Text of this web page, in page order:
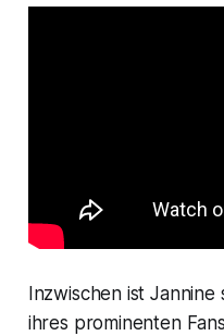
Inzwischen ist
ihres prominenten